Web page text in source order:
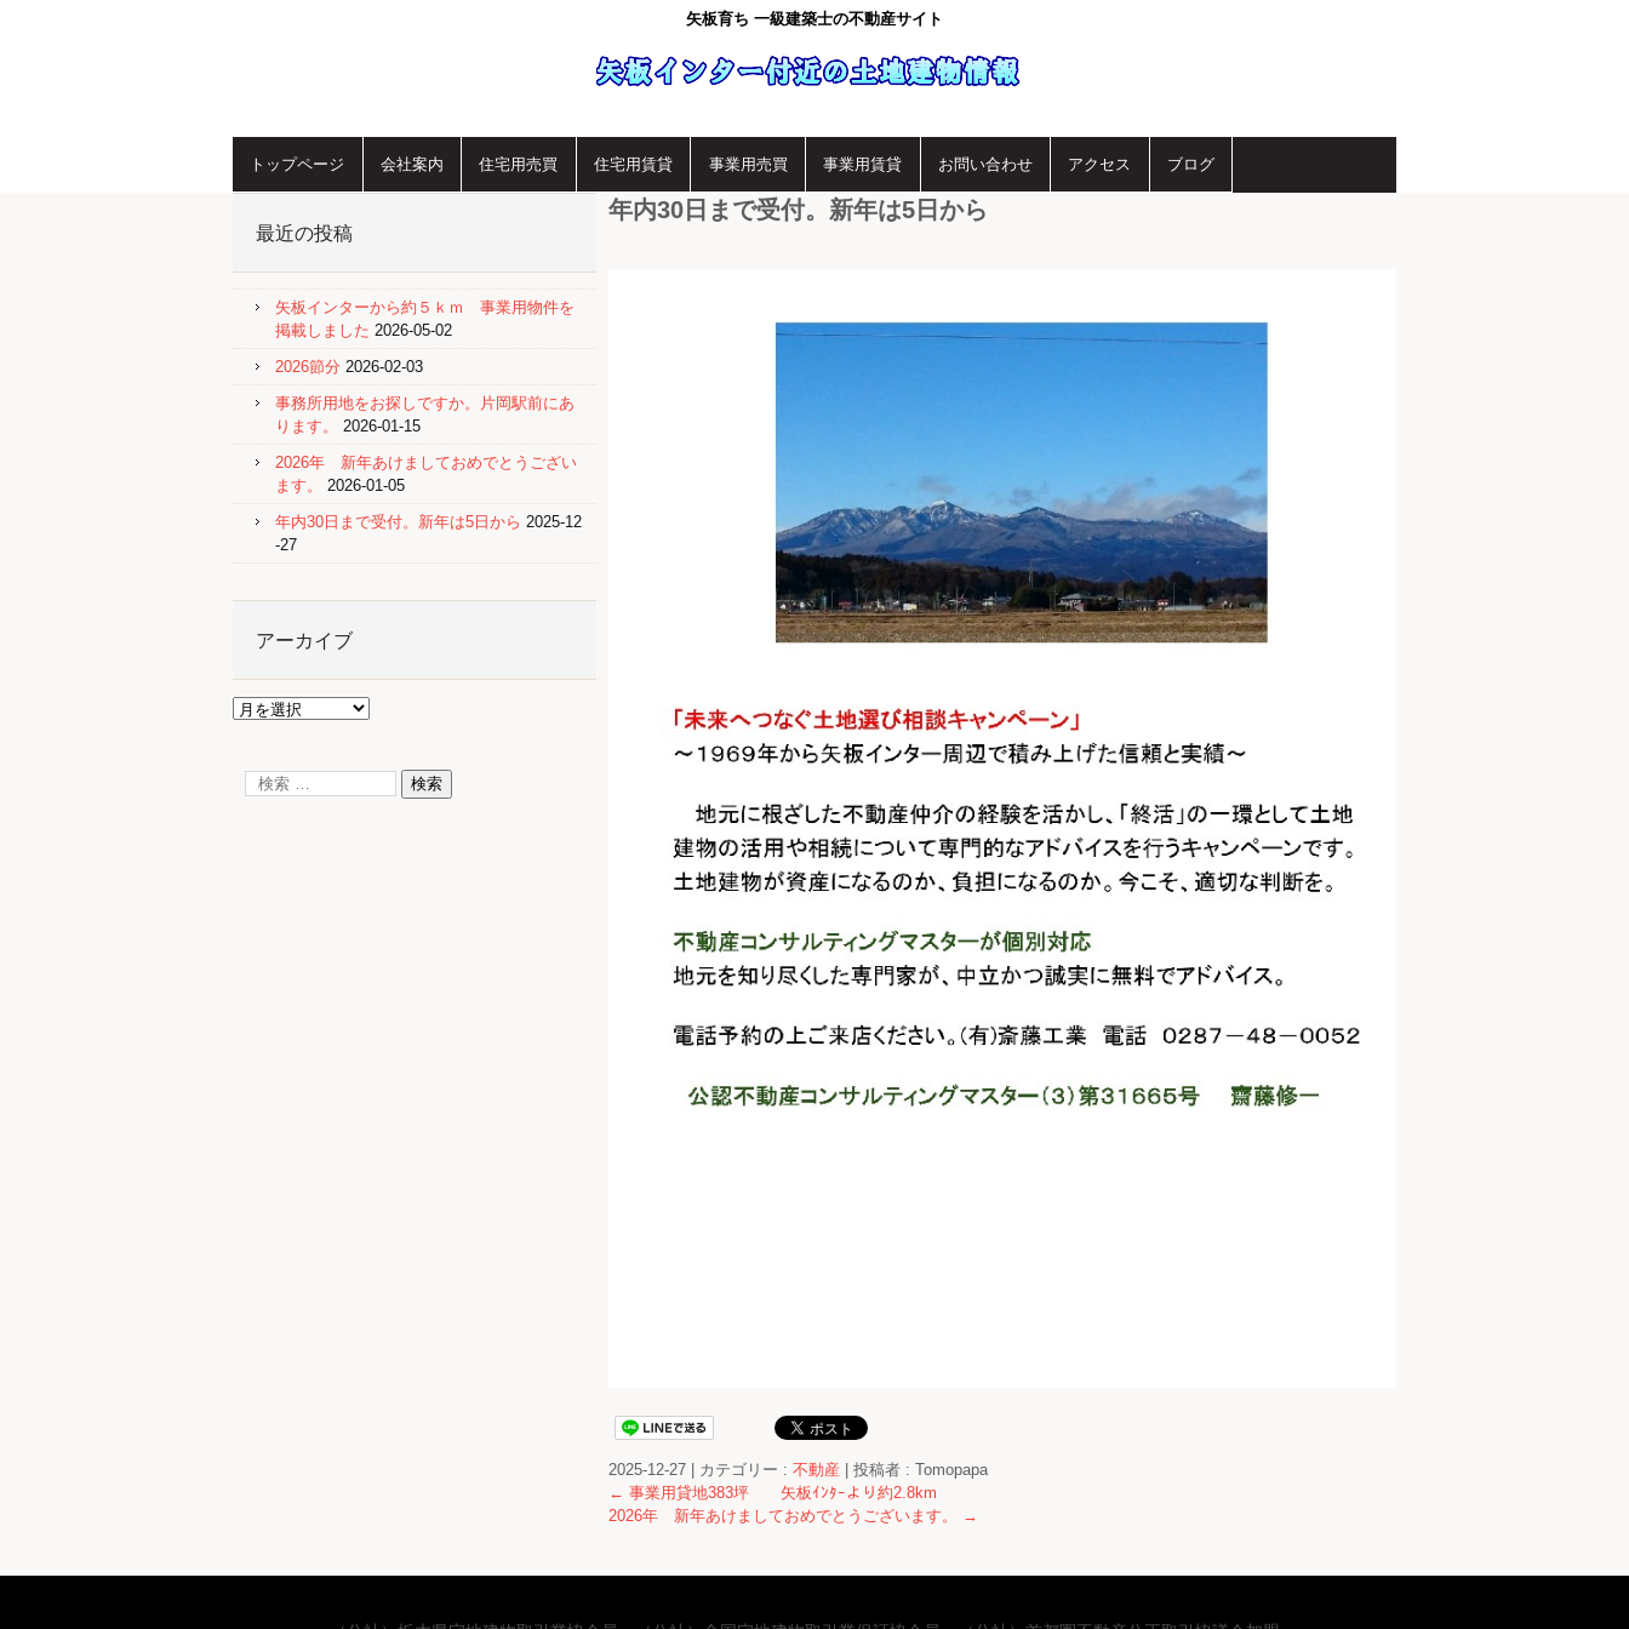
矢板育ち 一級建築士の不動産サイト
トップページ 会社案内 住宅用売買 住宅用賃貸 事業用売買 事業用賃貸 お問い合わせ アクセス ブログ
年内30日まで受付。新年は5日から
2025-12-27 カテゴリー : 不動産
投稿者 : Tomopapa
← 事業用貸地383坪 矢板ｲﾝﾀｰより約2.8km
2026年 新年あけましておめでとうございます。
→
最近の投稿
矢板インターから約５ｋｍ 事業用物件を
掲載しました 2026-05-02
2026節分 2026-02-03
事務所用地をお探しですか。片岡駅前にあ
ります。
2026-01-15
2026年 新年あけましておめでとうござい
ます。
2026-01-05
年内30日まで受付。新年は5日から 2025-12
-27
アーカイブ